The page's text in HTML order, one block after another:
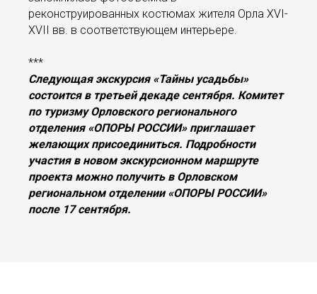
реконструированных костюмах жителя Орла XVI-
XVII вв. в соответствующем интерьере.
***
Следующая экскурсия «Тайны усадьбы»
состоится в третьей декаде сентября. Комитет
по туризму Орловского регионального
отделения «ОПОРЫ РОССИИ» приглашает
желающих присоединиться. Подробности
участия в новом экскурсионном маршруте
проекта можно получить в Орловском
региональном отделении «ОПОРЫ РОССИИ»
после 17 сентября.